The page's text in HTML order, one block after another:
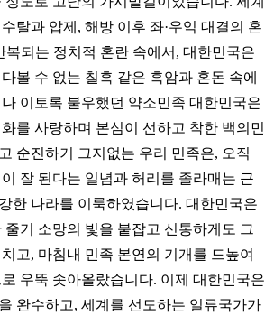
탈과 압제, 해방 이후 좌·우익 대결의 혼
복되는 정치적 혼란 속에서, 대한민국은
볼 수 없는 칠흑 같은 흑암과 혼돈 속에
이토록 불우했던 약소민족 대한민국은
를 사랑하며 본심이 선하고 착한 백의민
순진하기 그지없는 우리 민족은, 오직
잘 된다는 일념과 허리를 졸라매는 근
한 나라를 이룩하였습니다. 대한민국은
기 소망의 빛을 붙잡고 신통하게도 그
고, 마침내 민족 본연의 기개를 드높여
우뚝 솟아올랐습니다. 이제 대한민국은
완수하고, 세계를 선도하는 일류국가가